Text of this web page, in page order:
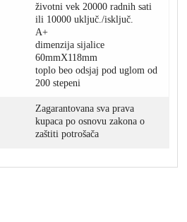
životni vek 20000 radnih sati
ili 10000 uključ./isključ.
A+
dimenzija sijalice
60mmX118mm
toplo beo odsjaj pod uglom od
200 stepeni
Zagarantovana sva prava
kupaca po osnovu zakona o
zaštiti potrošača